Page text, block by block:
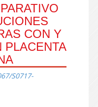
CON Y
PLACENTA
S0717-